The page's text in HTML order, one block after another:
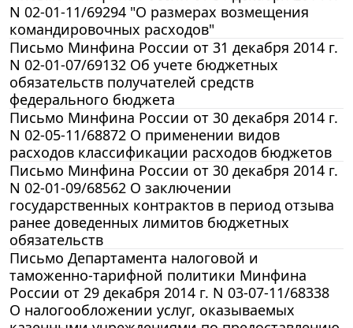
N 02-01-11/69294 "О размерах возмещения
командировочных расходов"
Письмо Минфина России от 31 декабря 2014 г.
N 02-01-07/69132 Об учете бюджетных
обязательств получателей средств
федерального бюджета
Письмо Минфина России от 30 декабря 2014 г.
N 02-05-11/68872 О применении видов
расходов классификации расходов бюджетов
Письмо Минфина России от 30 декабря 2014 г.
N 02-01-09/68562 О заключении
государственных контрактов в период отзыва
ранее доведенных лимитов бюджетных
обязательств
Письмо Департамента налоговой и
таможенно-тарифной политики Минфина
России от 29 декабря 2014 г. N 03-07-11/68338
О налогообложении услуг, оказываемых